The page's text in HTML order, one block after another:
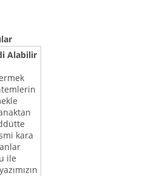
Alabilir
kara
ile